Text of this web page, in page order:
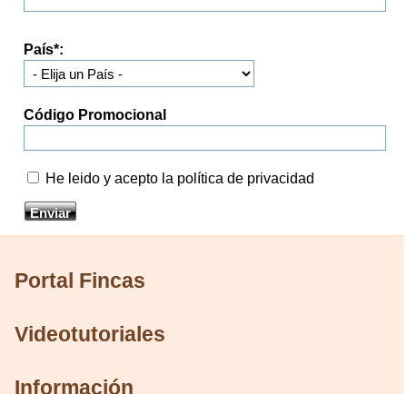
País*:
Código Promocional
He leido y acepto la política de privacidad
Portal Fincas
Videotutoriales
Información